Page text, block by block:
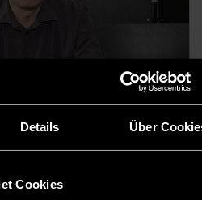
Details Über
Cookies